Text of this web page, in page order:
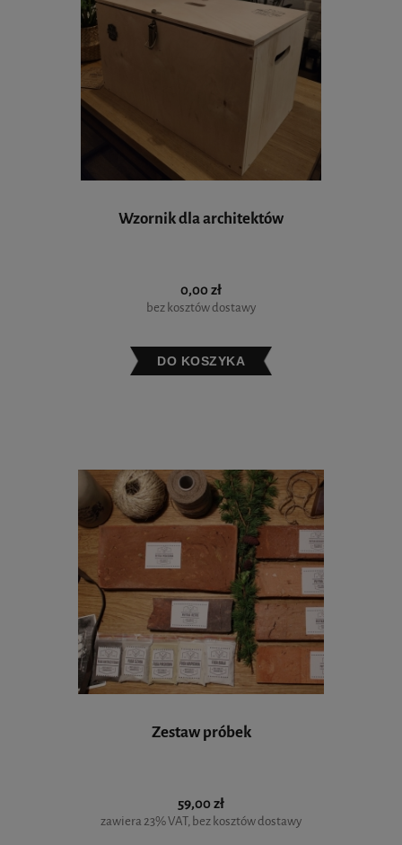
Wzornik dla architektów
0,00 zł
bez kosztów dostawy
DO KOSZYKA
Zestaw próbek
59,00 zł
zawiera 23% VAT, bez kosztów dostawy